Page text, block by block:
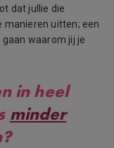
dat jullie die
manieren uitten; een
gaan waarom jij je
in heel
minder